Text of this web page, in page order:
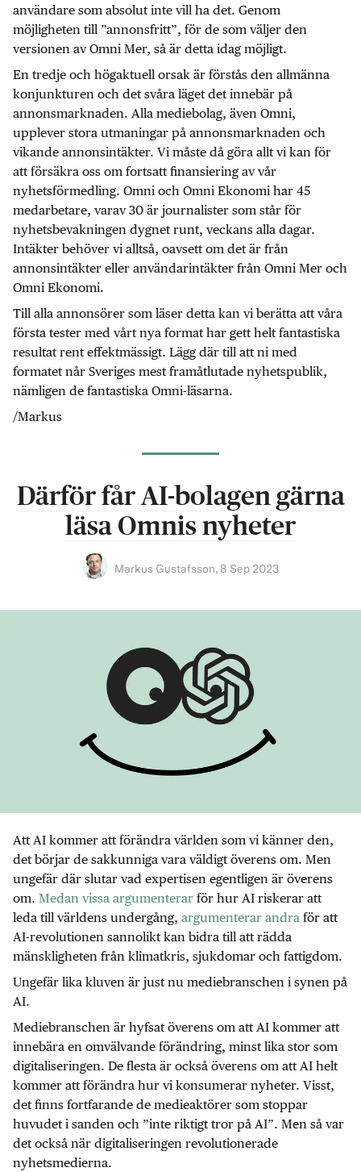
användare som absolut inte vill ha det. Genom
möjligheten till ”annonsfritt”, för de som väljer den
versionen av Omni Mer, så är detta idag möjligt.
En tredje och högaktuell orsak är förstås den allmänna
konjunkturen och det svåra läget det innebär på
annonsmarknaden. Alla mediebolag, även Omni,
upplever stora utmaningar på annonsmarknaden och
vikande annonsintäkter. Vi måste då göra allt vi kan för
att försäkra oss om fortsatt finansiering av vår
nyhetsförmedling. Omni och Omni Ekonomi har 45
medarbetare, varav 30 är journalister som står för
nyhetsbevakningen dygnet runt, veckans alla dagar.
Intäkter behöver vi alltså, oavsett om det är från
annonsintäkter eller användarintäkter från Omni Mer och
Omni Ekonomi.
Till alla annonsörer som läser detta kan vi berätta att våra
första tester med vårt nya format har gett helt fantastiska
resultat rent effektmässigt. Lägg där till att ni med
formatet når Sveriges mest framåtlutade nyhetspublik,
nämligen de fantastiska Omni-läsarna.
/Markus
Därför får AI-bolagen gärna
läsa Omnis nyheter
Markus Gustafsson, 8 Sep 2023
Att AI kommer att förändra världen som vi känner den,
det börjar de sakkunniga vara väldigt överens om. Men
ungefär där slutar vad expertisen egentligen är överens
om. Medan vissa argumenterar för hur AI riskerar att
leda till världens undergång, argumenterar andra för att
AI-revolutionen sannolikt kan bidra till att rädda
mänskligheten från klimatkris, sjukdomar och fattigdom.
Ungefär lika kluven är just nu mediebranschen i synen på
AI.
Mediebranschen är hyfsat överens om att AI kommer att
innebära en omvälvande förändring, minst lika stor som
digitaliseringen. De flesta är också överens om att AI helt
kommer att förändra hur vi konsumerar nyheter. Visst,
det finns fortfarande de medieaktörer som stoppar
huvudet i sanden och ”inte riktigt tror på AI”. Men så var
det också när digitaliseringen revolutionerade
nyhetsmedierna.